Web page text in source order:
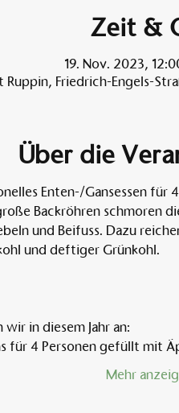
Zeit &
19. Nov. 2023,
Friedrich-Engels-
Über die
Enten-/Gansessen für
Backröhren schmoren
und Beifuss. Dazu
und deftiger Grünkohl.
in diesem Jahr an:
für 4 Personen gefüllt mit
Mehr